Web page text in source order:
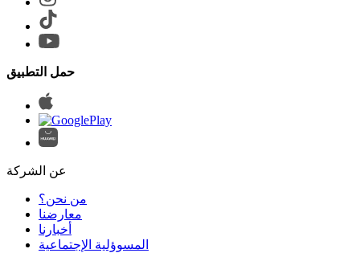
حمل التطبيق
عن الشركة
من نحن؟
المسوؤلية الإجتماعية